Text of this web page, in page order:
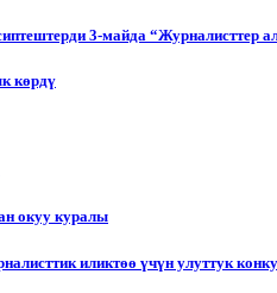
3-майда “Журналисттер
көрдү
окуу куралы
иликтөө үчүн улуттук